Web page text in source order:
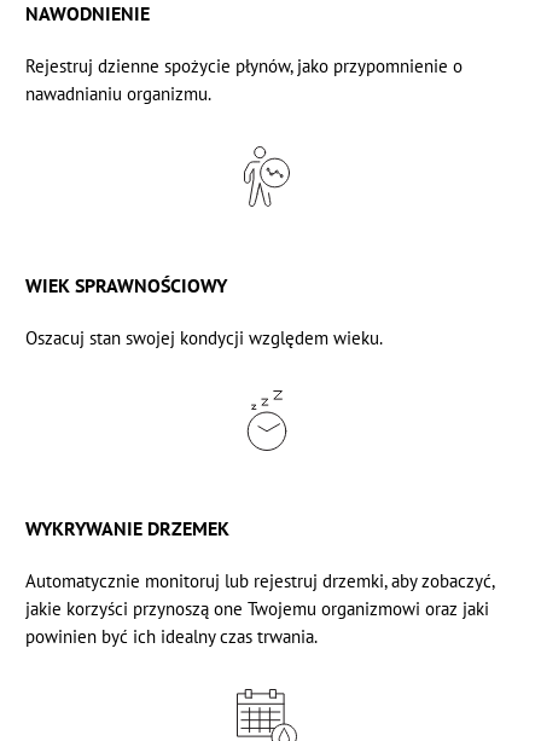
NAWODNIENIE
Rejestruj dzienne spożycie płynów, jako przypomnienie o
nawadnianiu organizmu.
WIEK SPRAWNOŚCIOWY
Oszacuj stan swojej kondycji względem wieku.
WYKRYWANIE DRZEMEK
Automatycznie monitoruj lub rejestruj drzemki, aby zobaczyć,
jakie korzyści przynoszą one Twojemu organizmowi oraz jaki
powinien być ich idealny czas trwania.